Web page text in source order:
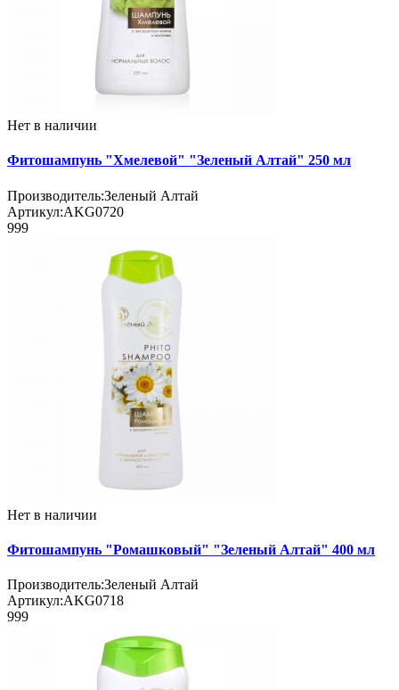
Нет в наличии
Фитошампунь "Хмелевой" "Зеленый Алтай" 250 мл
Производитель:Зеленый Алтай
Артикул:AKG0720
999
Нет в наличии
Фитошампунь "Ромашковый" "Зеленый Алтай" 400 мл
Производитель:Зеленый Алтай
Артикул:AKG0718
999